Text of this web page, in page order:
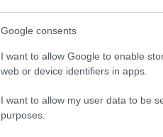
Google consents
I want to allow Google to enable
web or device identifiers in apps.
I want to allow my user data to be
purposes.